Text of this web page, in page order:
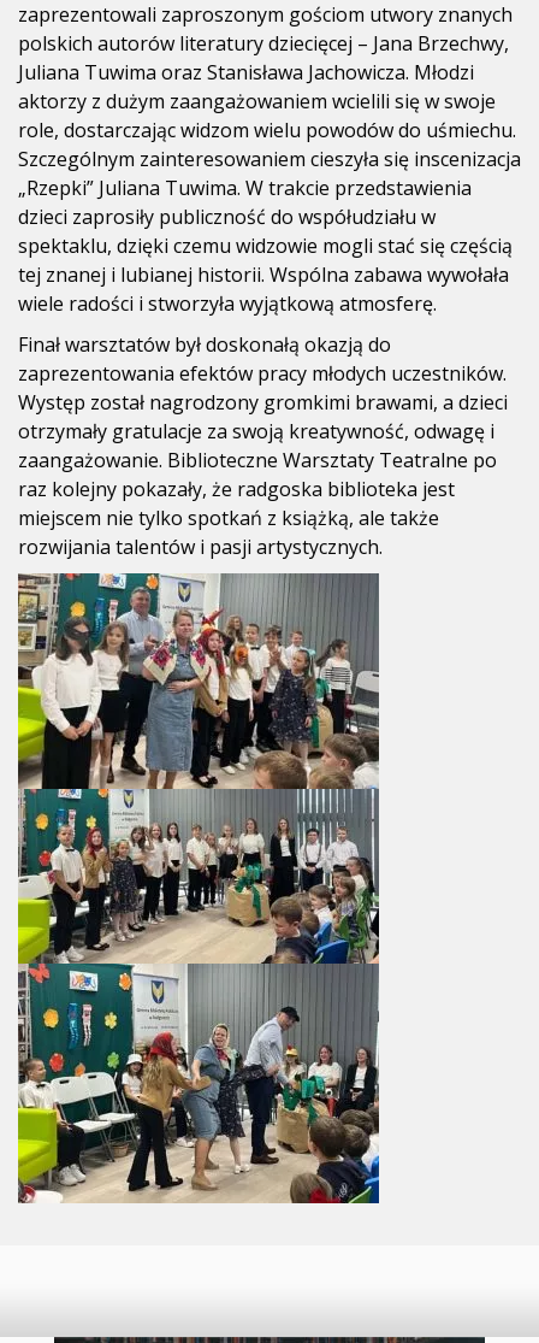
zaprezentowali zaproszonym gościom utwory znanych
polskich autorów literatury dziecięcej – Jana Brzechwy,
Juliana Tuwima oraz Stanisława Jachowicza. Młodzi
aktorzy z dużym zaangażowaniem wcielili się w swoje
role, dostarczając widzom wielu powodów do uśmiechu.
Szczególnym zainteresowaniem cieszyła się inscenizacja
„Rzepki” Juliana Tuwima. W trakcie przedstawienia
dzieci zaprosiły publiczność do współudziału w
spektaklu, dzięki czemu widzowie mogli stać się częścią
tej znanej i lubianej historii. Wspólna zabawa wywołała
wiele radości i stworzyła wyjątkową atmosferę.
Finał warsztatów był doskonałą okazją do
zaprezentowania efektów pracy młodych uczestników.
Występ został nagrodzony gromkimi brawami, a dzieci
otrzymały gratulacje za swoją kreatywność, odwagę i
zaangażowanie. Biblioteczne Warsztaty Teatralne po
raz kolejny pokazały, że radgoska biblioteka jest
miejscem nie tylko spotkań z książką, ale także
rozwijania talentów i pasji artystycznych.